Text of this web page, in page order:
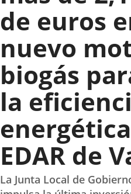
de euros
nuevo
biogás
la
EDAR de
La Junta Local de